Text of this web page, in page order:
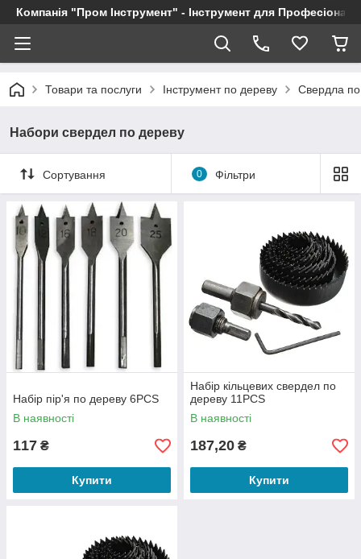
Компанія "Пром Інструмент" - Інструмент для
Товари та послуги Інструмент по дереву Свердла
Набори свердел по дереву
Сортування 0 Фільтри
Набір пір'я по дереву 6PCS
В наявності
117 ₴
Купити
Набір кільцевих свердел по
дереву 11PCS
В наявності
187,20 ₴
Купити